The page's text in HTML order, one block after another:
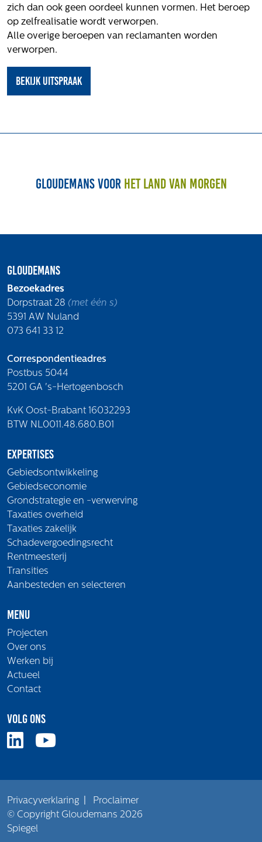
zich dan ook geen oordeel kunnen vormen. Het beroep
op zelfrealisatie wordt verworpen.
Alle overige beroepen van reclamanten worden
verworpen.
Bekijk uitspraak
Gloudemans voor het land van morgen
Gloudemans
Bezoekadres
Dorpstraat 28 (met één s)
5391 AW Nuland
073 641 33 12
Correspondentieadres
Postbus 5044
5201 GA 's-Hertogenbosch
KvK Oost-Brabant 16032293
BTW NL0011.48.680.B01
Expertises
Gebiedsontwikkeling
Gebiedseconomie
Grondstrategie en -verwerving
Taxaties overheid
Taxaties zakelijk
Schadevergoedingsrecht
Rentmeesterij
Transities
Aanbesteden en selecteren
Menu
Projecten
Over ons
Werken bij
Actueel
Contact
Volg ons
Privacyverklaring
Proclaimer
© Copyright Gloudemans 2026
Spiegel